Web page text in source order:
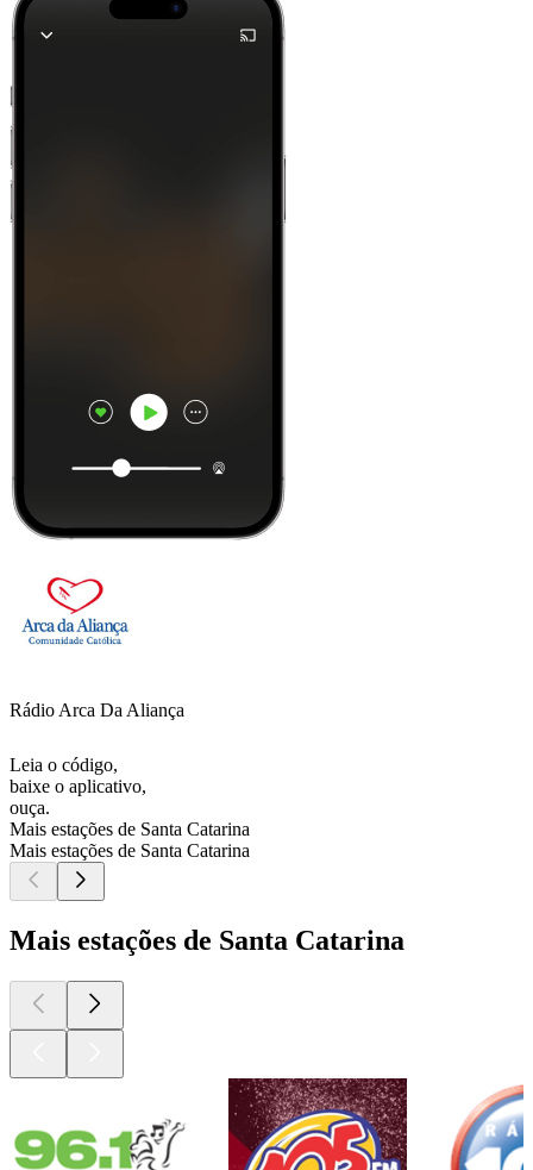
Rádio Arca Da Aliança
Leia o código,
baixe o aplicativo,
ouça.
Mais estações de Santa Catarina
Mais estações de Santa Catarina
Mais estações de Santa Catarina